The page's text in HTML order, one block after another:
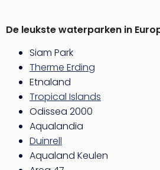
De leukste waterparken in
Siam Park
Therme Erding
Etnaland
Tropical Islands
Odissea 2000
Aqualandia
Duinrell
Aqualand Keulen